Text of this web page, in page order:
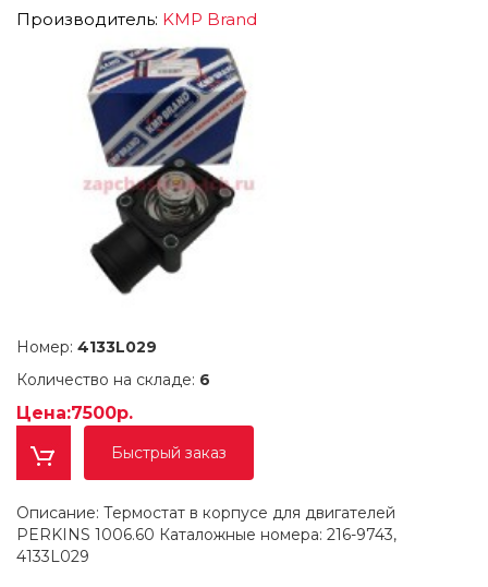
Производитель: KMP Brand
Номер: 4133L029
Количество на складе: 6
Цена:7500р.
Быстрый заказ
Описание: Термостат в корпусе для двигателей
PERKINS 1006.60 Каталожные номера: 216-9743,
4133L029